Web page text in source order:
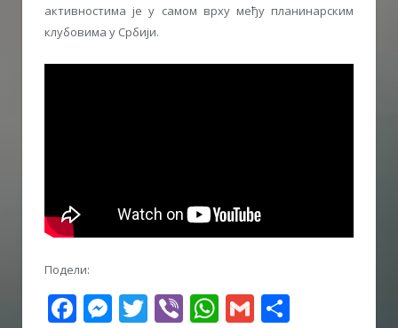
активностима је у самом врху међу планинарским
клубовима у Србији.
Подели:
Facebook
Messenger
Twitter
ViberWhatsApp
Gmail